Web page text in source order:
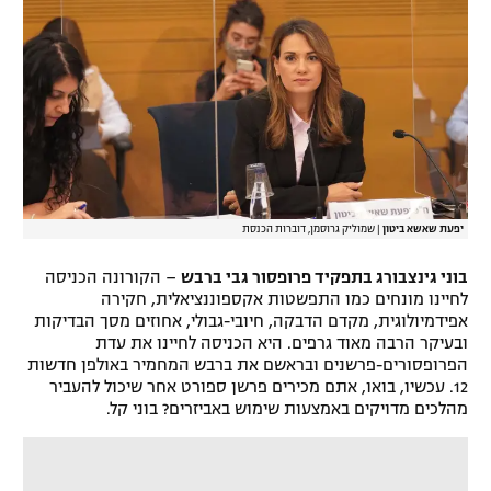
יפעת שאשא ביטון שמוליק גרוסמן, דוברות הכנסת
בוני גינצבורג בתפקיד פרופסור גבי ברבש – הקורונה הכניסה
לחיינו מונחים כמו התפשטות אקספוננציאלית, חקירה
אפידמיולוגית, מקדם הדבקה, חיובי-גבולי, אחוזים מסך הבדיקות
ובעיקר הרבה מאוד גרפים. היא הכניסה לחיינו את עדת
הפרופסורים-פרשנים ובראשם את ברבש המחמיר באולפן חדשות
12. עכשיו, בואו, אתם מכירים פרשן ספורט אחר שיכול להעביר
מהלכים מדויקים באמצעות שימוש באביזרים? בוני קל.